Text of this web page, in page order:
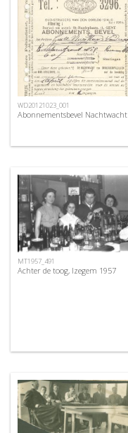
WD20121023_001
Abonnementsbevel Nachtwacht
MT1957_491
Achter de toog, Izegem 1957